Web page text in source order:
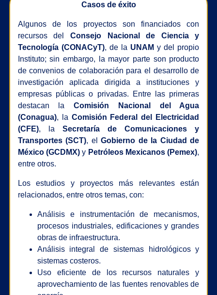
Casos de éxito
Algunos de los proyectos son financiados con
recursos del Consejo Nacional de Ciencia y
Tecnología (CONACyT), de la UNAM y del propio
Instituto; sin embargo, la mayor parte son producto
de convenios de colaboración para el desarrollo de
investigación aplicada dirigida a instituciones y
empresas públicas o privadas. Entre las primeras
destacan laComisión Nacional del Agua
(Conagua), la Comisión Federal del Electricidad
(CFE), la Secretaría de Comunicaciones y
Transportes (SCT), elGobierno de la Ciudad de
México (GCDMX) y Petróleos Mexicanos (Pemex),
entre otros.
Los estudios y proyectos más relevantes están
relacionados, entre otros temas, con:
Análisis e instrumentación de mecanismos,
procesos industriales, edificaciones y grandes
obras de infraestructura.
Análisis integral de sistemas hidrológicos y
sistemas costeros.
Uso eficiente de los recursos naturales y
aprovechamiento de las fuentes renovables de